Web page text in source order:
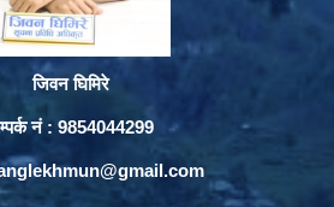
जिवन घिमिरे
नं : 9854044299